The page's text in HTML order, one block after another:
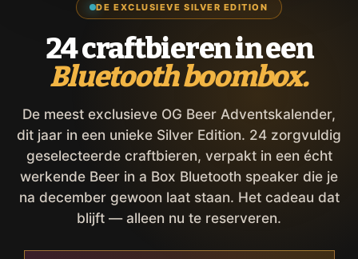
DE EXCLUSIEVE SILVER EDITION
24 craftbieren in een
Bluetooth boombox.
De meest exclusieve OG Beer Adventskalender,
dit jaar in een unieke Silver Edition. 24 zorgvuldig
geselecteerde craftbieren, verpakt in een écht
werkende Beer in a Box Bluetooth speaker die je
na december gewoon laat staan. Het cadeau dat
blijft — alleen nu te reserveren.